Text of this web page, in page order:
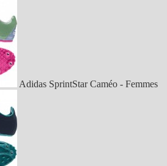
Adidas SprintStar Caméo - Femmes